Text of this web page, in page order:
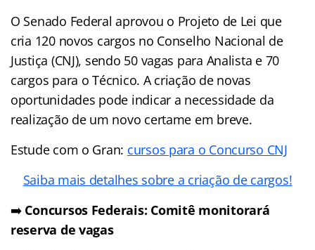
O Senado Federal aprovou o Projeto de Lei que
cria 120 novos cargos no Conselho Nacional de
Justiça (CNJ), sendo 50 vagas para Analista e 70
cargos para o Técnico. A criação de novas
oportunidades pode indicar a necessidade da
realização de um novo certame em breve.
Estude com o Gran: cursos para o Concurso CNJ
Saiba mais detalhes sobre a criação de cargos!
➡️ Concursos Federais: Comitê monitorará
reserva de vagas